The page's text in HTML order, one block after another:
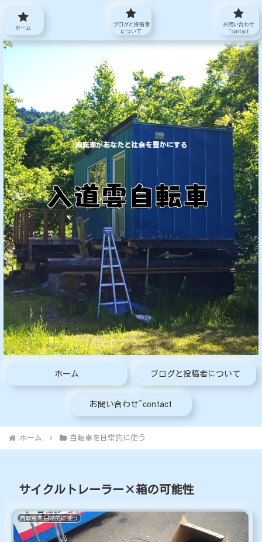
自転車があなたと社会を豊かにする
ホーム ブログと投稿者について
お問い合わせ~contact
ホーム 自転車を日常的に使う
サイクルトレーラー×箱の可能性
自転車を日常的に使う
ホーム
ブログと投稿者
について
お問い合わせ
~contact